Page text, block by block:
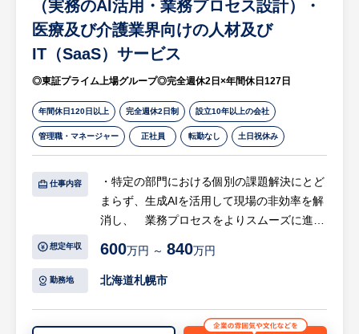
にありません。
社有車（小型車・軽自動車）を使用して現
場・顧客先を回ります。
既存顧客からの受注案件に対する対応業務が
長年お取引のあるゼネコンや建築会社から安
定的に案件依頼があるため、受注後の見積対
応・納品調整・施工管理といった進行業務が
メインです。
（実務のAI活用・業務プロセス設計）・
医療及び介護業界向けの人材及び
IT（SaaS）サービス
◎東証プライム上場グループ◎完全週休2日×年間休日127日
年間休日120日以上 完全週休2日制 設立10年以上の会社
管理職・マネージャー 正社員 転勤なし 土日祝休み
仕事内容
・特定の部門における個別の課題解決にとど
まらず、生成AIを活用して現場の非効率を解
消し、 業務プロセスをよりスムーズに進化
いただきます。
・既存の業務を少し楽にするためのIT化では
機能子会社としての価値を最大化するポジシ
想定年収 600万円 ～ 840万円
勤務地 北海道札幌市